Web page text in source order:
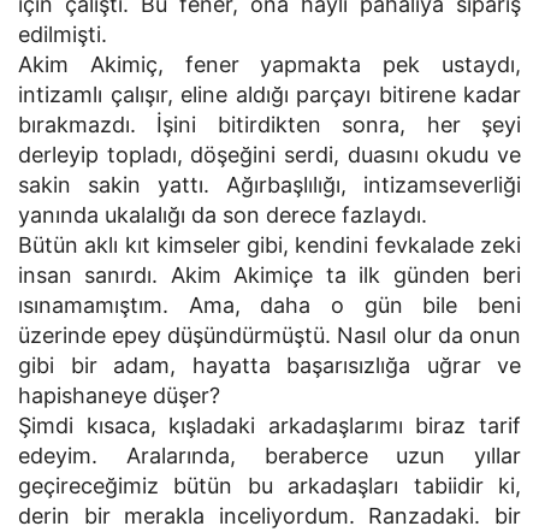
edilmişti.
Akim Akimiç, fener yapmakta pek ustaydı,
intizamlı çalışır, eline aldığı parçayı bitirene kadar
bırakmazdı. İşini bitirdikten sonra, her şeyi
derleyip topladı, döşeğini serdi, duasını okudu ve
sakin sakin yattı. Ağırbaşlılığı, intizamseverliği
yanında ukalalığı da son derece fazlaydı.
Bütün aklı kıt kimseler gibi, kendini fevkalade zeki
insan sanırdı. Akim Akimiçe ta ilk günden beri
ısınamamıştım. Ama, daha o gün bile beni
üzerinde epey düşündürmüştü. Nasıl olur da onun
gibi bir adam, hayatta başarısızlığa uğrar ve
hapishaneye düşer?
Şimdi kısaca, kışladaki arkadaşlarımı biraz tarif
edeyim. Aralarında, beraberce uzun yıllar
geçireceğimiz bütün bu arkadaşları tabiidir ki,
derin bir merakla inceliyordum. Ranzadaki. bir